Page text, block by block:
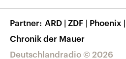
Barrierefreiheit
Deutschlandradio © 2026
Partner ARD | ZDF | Phoenix |
Chronik der Mauer